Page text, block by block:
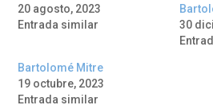
20 agosto, 2023
Entrada similar
30
Bartolomé Mitre
19 octubre, 2023
Entrada similar